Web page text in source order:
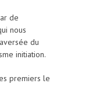
de
nous
du
initiation.
premiers le